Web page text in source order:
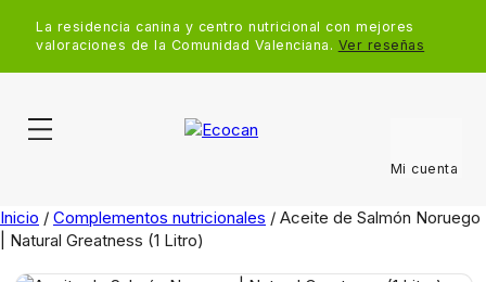
La residencia canina y centro nutricional con mejores
valoraciones de la Comunidad Valenciana. Ver reseñas
Mi cuenta
Inicio / Complementos nutricionales / Aceite de Salmón Noruego
| Natural Greatness (1 Litro)